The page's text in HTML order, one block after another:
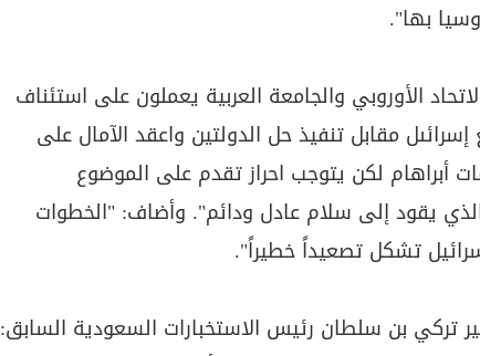
بها".
الأوروبي والجامعة العربية يعملون على استئناف
إسرائىل مقابل تنفيذ حل الدولتين واعقد الآمال على
أبراهام لكن يتوجب احراز تقدم على الموضوع
يقود إلى سلام عادل ودائم". وأضاف: "الخطوات
تشكل تصعيداً خطيراً".
تركي بن سلطان رئيس الاستخبارات السعودية السابق: